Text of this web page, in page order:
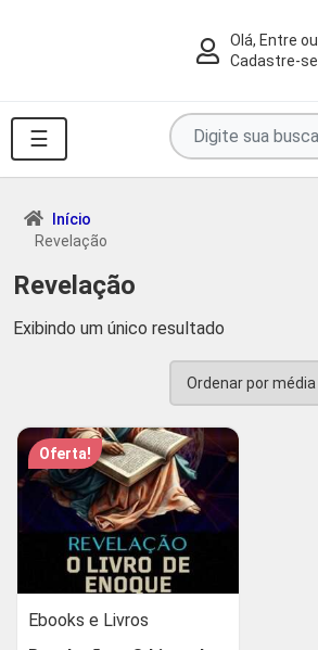
Olá, Entre ou
Cadastre-se
☰
Pesquise
por
produtos
Início
Revelação
Revelação
Exibindo um único resultado
Oferta!
Ebooks e Livros